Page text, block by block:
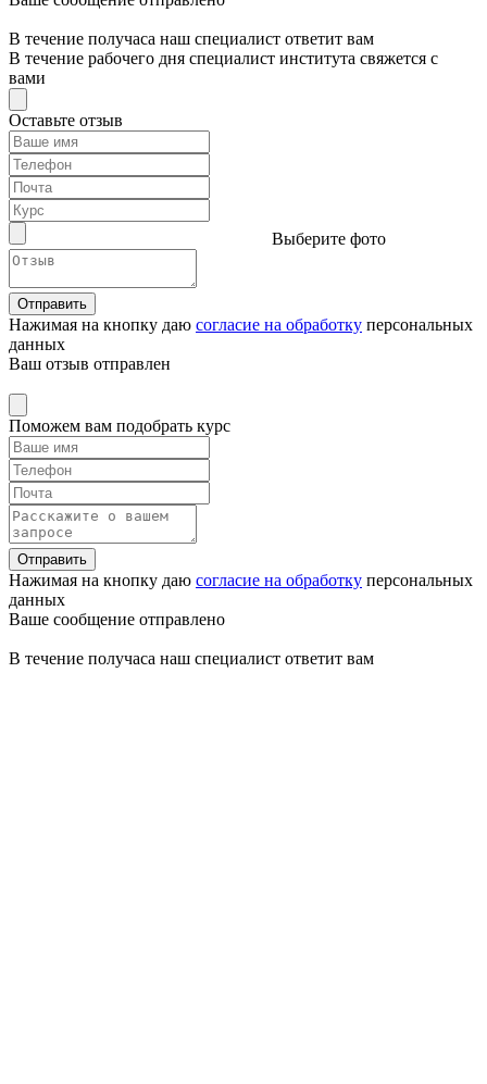
В течение получаса наш специалист ответит вам
В течение рабочего дня специалист института свяжется с
вами
Оставьте отзыв
Выберите фото
Отправить
Нажимая на кнопку даю согласие на обработку персональных
данных
Ваш отзыв отправлен
Поможем вам подобрать курс
Отправить
Нажимая на кнопку даю согласие на обработку персональных
данных
Ваше сообщение отправлено
В течение получаса наш специалист ответит вам